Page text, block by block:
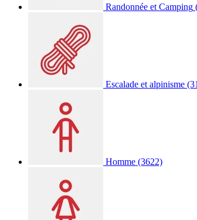
Randonnée et Camping
Escalade et alpinisme
Homme (3622)